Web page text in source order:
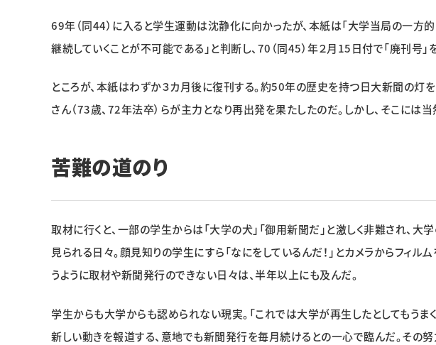
69年（同44）に入ると学生運動は沈静化に向かったが、本紙は「大学当局の一
継続していくことが不可能である」と判断し、70（同45）年２月15日付で「廃刊号」
ところが、本紙はわずか３カ月後に復刊する。約50年の歴史を持つ日大新聞の灯
さん（73歳、72年法卒）らが主力となり再出発を果たしたのだ。しかし、そこには
苦難の道のり
取材に行くと、一部の学生からは「大学の犬」「御用新聞だ」と激しく非難され、
見られる日々。顔見知りの学生にすら「なにをしているんだ！」とカメラからフィ
うように取材や新聞発行のできない日々は、半年以上にも及んだ。
学生からも大学からも認められない現実。「これでは大学が再生したとしてもうま
新しい動きを報道する、意地でも新聞発行を毎月続けるとの一心で臨んだ。その